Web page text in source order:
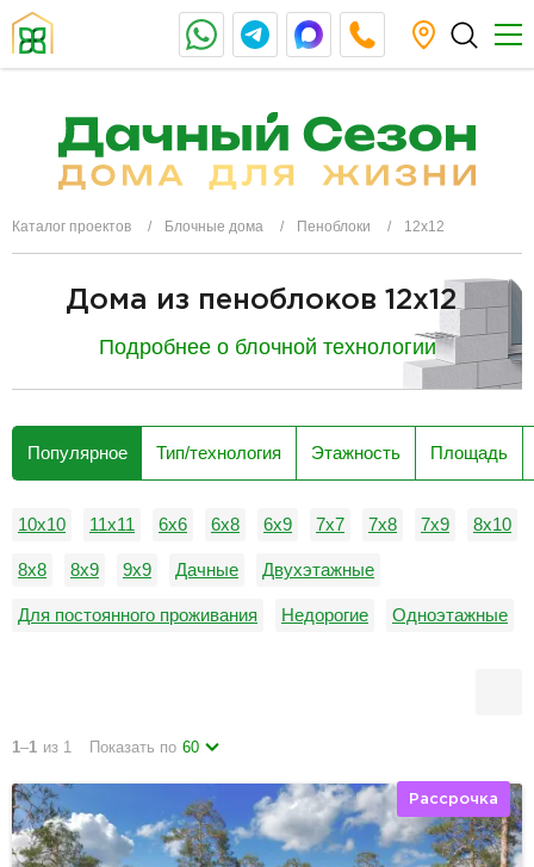
Каталог проектов Блочные дома Пеноблоки 12х12
Дома из пеноблоков 12x12
Подробнее о блочной технологии
Популярное Тип/технология Этажность Площадь
10х10 11х11 6х6 6х8 6х9 7х7 7х8 7х9 8х10
8х8 8х9 9х9 Дачные Двухэтажные
Для постоянного проживания Недорогие Одноэтажные
1–1 из 1 Показать по 60
Рассрочка